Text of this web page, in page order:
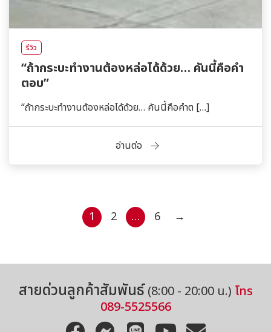
รีวิว
“ถ้ากระบะทำงานต้องหล่อได้ด้วย… คันนี้คือคำ
ตอบ”
“ถ้ากระบะทำงานต้องหล่อได้ด้วย… คันนี้คือคำต […]
อ่านต่อ
Page
1 Page
2 … Page
6 →
สายด่วนลูกค้าสัมพันธ์ (8:00 - 20:00 น.) โทร
089-5525566